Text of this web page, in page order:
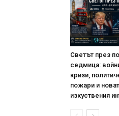
Светът през
седмица:
кризи,
пожари и
изкуствения